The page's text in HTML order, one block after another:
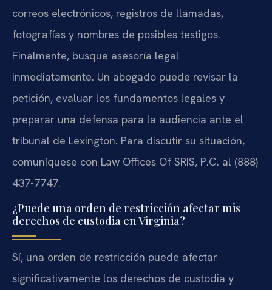
correos electrónicos, registros de llamadas,
fotografías y nombres de posibles testigos.
Finalmente, busque asesoría legal
inmediatamente. Un abogado puede revisar la
petición, evaluar los fundamentos legales y
preparar una defensa para la audiencia ante el
tribunal de Lexington. Para discutir su situación,
comuníquese con Law Offices Of SRIS, P.C. al (888)
437-7747.
¿Puede una orden de restricción afectar mis
derechos de custodia en Virginia?
Sí, una orden de restricción puede afectar
significativamente los derechos de custodia y